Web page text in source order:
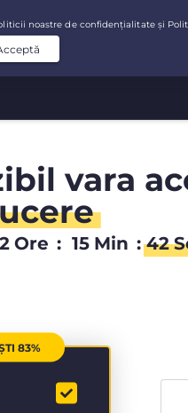
vara
Ore : 15 Min : 41
83%